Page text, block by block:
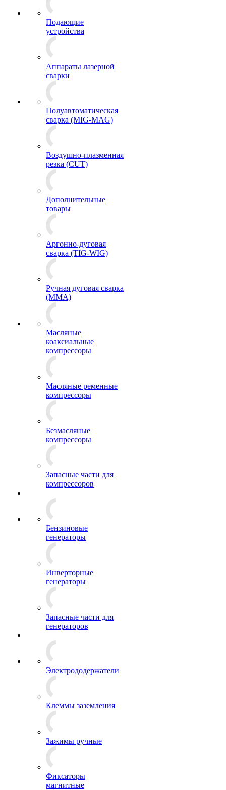
Подающие
устройства
Аппараты лазерной
сварки
Полуавтоматическая
сварка (MIG-MAG)
Воздушно-плазменная
резка (CUT)
Дополнительные
товары
Аргонно-дуговая
сварка (TIG-WIG)
Ручная дуговая сварка
(MMA)
Масляные
коаксиальные
компрессоры
Масляные ременные
компрессоры
Безмасляные
компрессоры
Запасные части для
компрессоров
Бензиновые
генераторы
Инверторные
генераторы
Запасные части для
генераторов
Электрододержатели
Клеммы заземления
Зажимы ручные
Фиксаторы
магнитные